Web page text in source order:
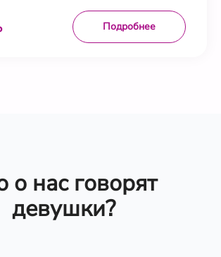
Подробнее
о нас говорят
девушки?